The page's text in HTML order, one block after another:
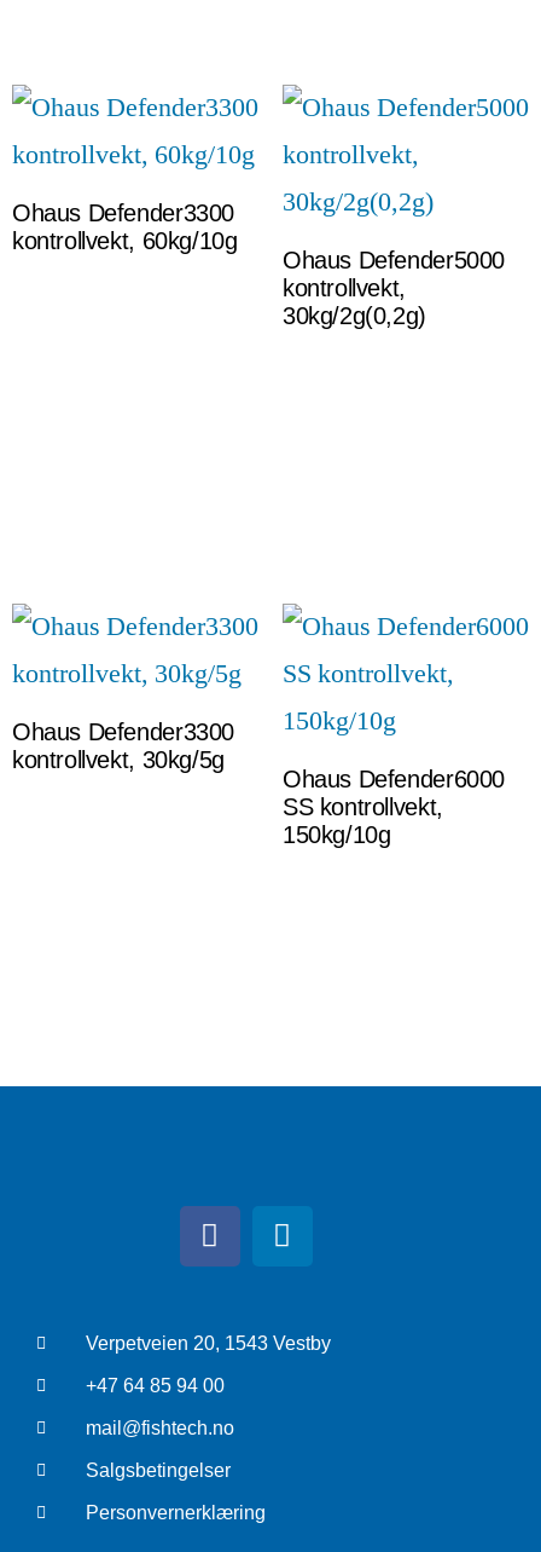
Ohaus Defender3300
kontrollvekt, 60kg/10g
Ohaus Defender5000
kontrollvekt,
30kg/2g(0,2g)
Ohaus Defender3300
kontrollvekt, 30kg/5g
Ohaus Defender6000
SS kontrollvekt,
150kg/10g
Verpetveien 20, 1543 Vestby
+47 64 85 94 00
mail@fishtech.no
Salgsbetingelser
Personvernerklæring